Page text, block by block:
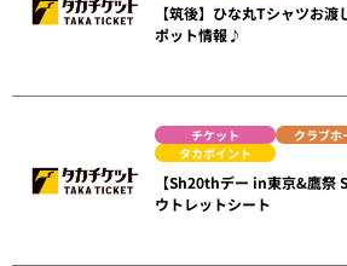
【筑後】ひな丸Tシャツお
ポット情報♪
チケット
クラブホ
タカポイント
【Sh20thデー in東京&鷹祭
ウトレットシート